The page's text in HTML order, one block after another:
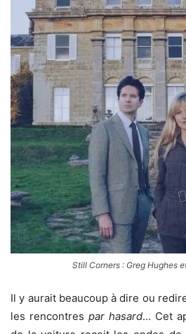
Still Corners : Greg Hughes
Il y aurait beaucoup à dire ou
les rencontres par hasard… Cet